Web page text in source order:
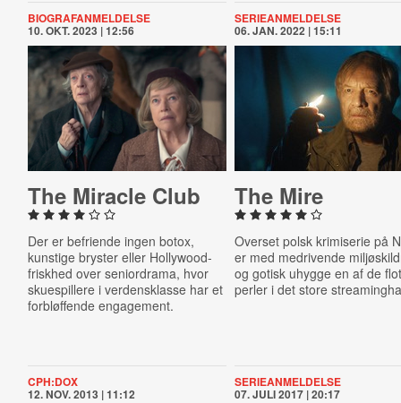
BIOGRAFANMELDELSE
10. OKT. 2023 | 12:56
The Miracle Club
Der er befriende ingen botox,
kunstige bryster eller Hollywood-
friskhed over seniordrama, hvor
skuespillere i verdensklasse har et
forbløffende engagement.
SERIEANMELDELSE
06. JAN. 2022 | 15:11
The Mire
Overset polsk krimiserie på
er med medrivende
og gotisk uhygge en af de
perler i det store
CPH:DOX
12. NOV. 2013 | 11:12
SERIEANMELDELSE
07. JULI 2017 | 20:17